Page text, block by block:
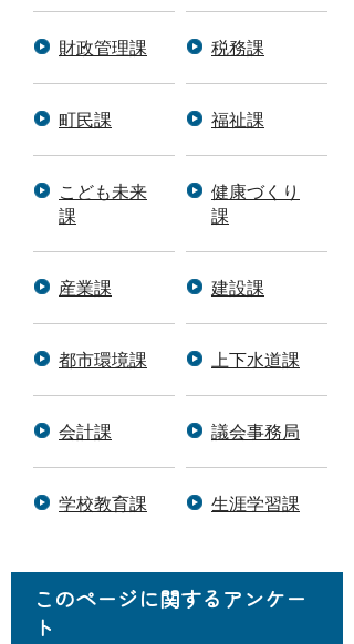
財政管理課 税務課
町民課 福祉課
こども未来
課
健康づくり
課
産業課 建設課
都市環境課 上下水道課
会計課 議会事務局
学校教育課 生涯学習課
このページに関するアンケー
ト